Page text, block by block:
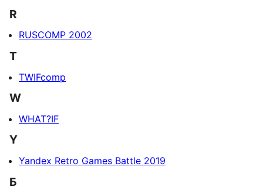
R
RUSCOMP 2002
T
TWIFcomp
W
WHAT?IF
Y
Yandex Retro Games Battle 2019
Б